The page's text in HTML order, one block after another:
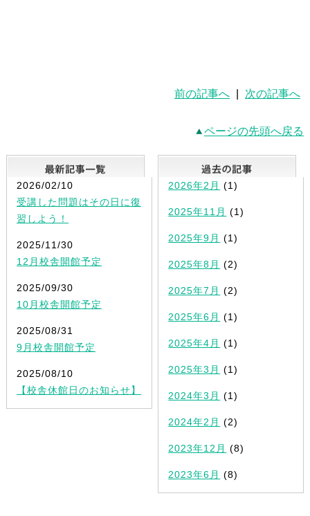
前の記事へ 次の記事へ
ページの先頭へ戻る
最新記事一覧
2026/02/10
受講した問題はその日に復
習しよう！
2025/11/30
12月校舎開館予定
2025/09/30
10月校舎開館予定
2025/08/31
9月校舎開館予定
2025/08/10
【校舎休館日のお知らせ】
2026年2月 (1)
2025年11月 (1)
2025年9月 (1)
2025年8月 (2)
2025年7月 (2)
2025年6月 (1)
2025年4月 (1)
2025年3月 (1)
2024年3月 (1)
2024年2月 (2)
2023年12月 (8)
2023年6月 (8)